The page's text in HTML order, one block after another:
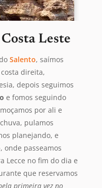
Leste
Salento, saímos
direita,
depois seguimos
e fomos seguindo
por ali e
pulamos
planejando, e
, onde passeamos
Lecce no fim do dia e
que reservamos
primeira vez no